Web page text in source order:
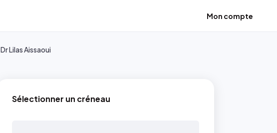
Mon compte
Dr Lilas Aissaoui
Sélectionner un créneau